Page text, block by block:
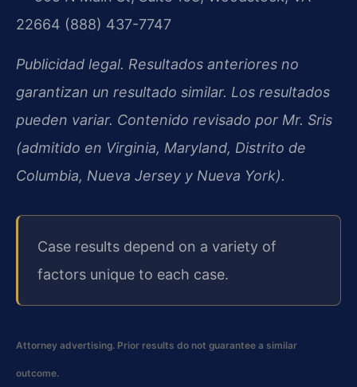
22664 (888) 437-7747
Publicidad legal. Resultados anteriores no
garantizan un resultado similar. Los resultados
pueden variar. Contenido revisado por Mr. Sris
(admitido en Virginia, Maryland, Distrito de
Columbia, Nueva Jersey y Nueva York).
Case results depend on a variety of
factors unique to each case.
Attorney advertising. Prior results do not guarantee a similar
outcome.